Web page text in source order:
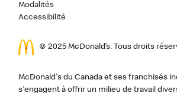
Modalités
Accessibilité
© 2025 McDonald’s. Tous droits
McDonald's du Canada et ses franchisés
s'engagent à offrir un milieu de travail